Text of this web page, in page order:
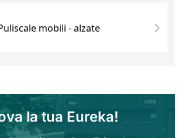
mobili - alzate
la tua Eureka!